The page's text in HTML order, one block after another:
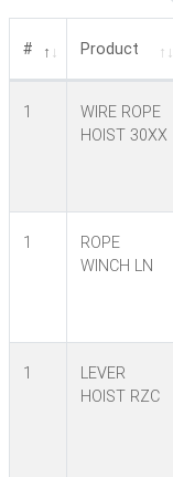
# Product
1
WIRE ROPE
HOIST 30XX
1
ROPE
WINCH LN
1
LEVER
HOIST RZC